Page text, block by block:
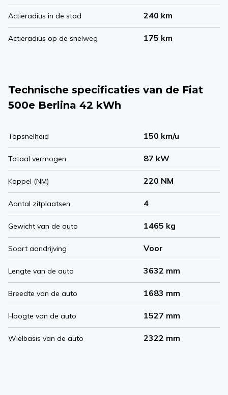
Actieradius in de stad 240 km
Actieradius op de snelweg 175 km
Technische specificaties van de Fiat
500e Berlina 42 kWh
Topsnelheid 150 km/u
Totaal vermogen 87 kW
Koppel (NM) 220 NM
Aantal zitplaatsen 4
Gewicht van de auto 1465 kg
Soort aandrijving Voor
Lengte van de auto 3632 mm
Breedte van de auto 1683 mm
Hoogte van de auto 1527 mm
Wielbasis van de auto 2322 mm